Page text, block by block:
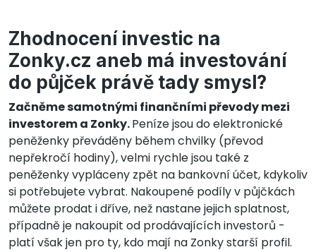
Zhodnocení investic na
Zonky.cz aneb má investování
do půjček právě tady smysl?
Začněme samotnými finančními převody mezi
investorem a Zonky.Peníze jsou do elektronické
peněženky převáděny během chvilky (převod
nepřekročí hodiny), velmi rychle jsou také z
peněženky vypláceny zpět na bankovní účet, kdykoliv
si potřebujete vybrat. Nakoupené podíly v půjčkách
můžete prodat i dříve, než nastane jejich splatnost,
případně je nakoupit od prodávajících investorů -
platí však jen pro ty, kdo mají na Zonky starší profil.